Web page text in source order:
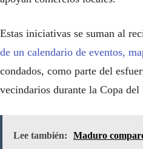
Estas iniciativas se suman al
de un calendario de eventos,
condados, como parte del
vecindarios durante la Copa
Lee también: Maduro